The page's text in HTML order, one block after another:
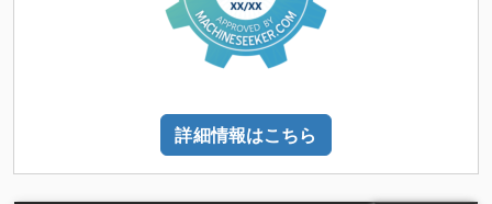
詳細情報はこちら